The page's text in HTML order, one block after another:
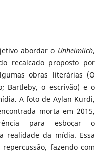
abordar o Unheimlich,
recalcado proposto por
obras literárias (O
Bartleby, o escrivão) e o
A foto de Aylan Kurdi,
morta em 2015,
para esboçar o
realidade da mídia. Essa
fazendo com